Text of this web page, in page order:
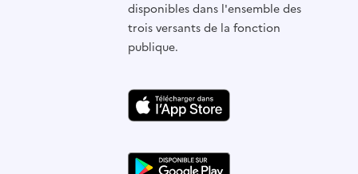
disponibles dans l'ensemble des
trois versants de la fonction
publique.